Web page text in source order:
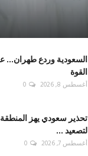
السعودية وردع طهران...
القوة
أغسطس 8, 2026 0
تحذير سعودي يهز
لتصعيد ...
أغسطس 7, 2026 0